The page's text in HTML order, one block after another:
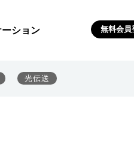
ション 無料会員
光伝送